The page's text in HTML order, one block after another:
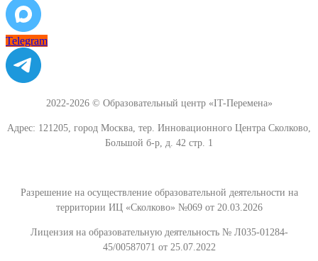
Telegram
2022-2026 © Образовательный центр «IT-Перемена»
Адрес: 121205, город Москва, тер. Инновационного Центра Сколково,
Большой б-р, д. 42 стр. 1
Разрешение на осуществление образовательной деятельности на
территории ИЦ «Сколково» №069 от 20.03.2026
Лицензия на образовательную деятельность № Л035-01284-
45/00587071 от 25.07.2022